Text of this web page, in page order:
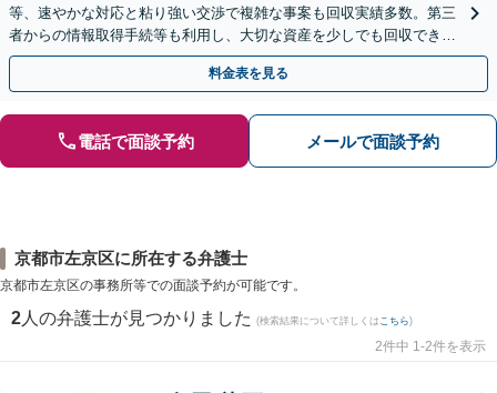
等、速やかな対応と粘り強い交渉で複雑な事案も回収実績多数。第三
者からの情報取得手続等も利用し、大切な資産を少しでも回収できる
よう尽力します【フリーランス・個人事業主のご相談も対応】
料金表を見る
電話で面談予約 メールで面談予約
京都市左京区に所在する弁護士
京都市左京区の事務所等での面談予約が可能です。
2 人の弁護士が見つかりました (検索結果について詳しくは こちら)
2件中 1-2件を表示